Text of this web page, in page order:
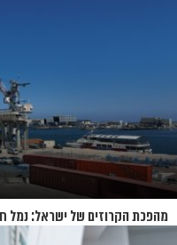
מיליון שקל